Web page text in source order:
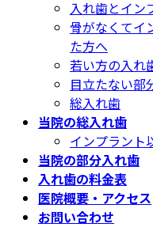
入れ歯とイン
骨がなくてイ
た方へ
若い方の入れ
目立たない部
総入れ歯
当院の総入れ歯
インプラント
当院の部分入れ歯
入れ歯の料金表
医院概要・アクセス
お問い合わせ